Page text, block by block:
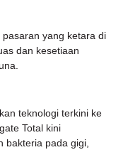
yang ketara di
dan kesetiaan
teknologi terkini ke
Total kini
bakteria pada gigi,